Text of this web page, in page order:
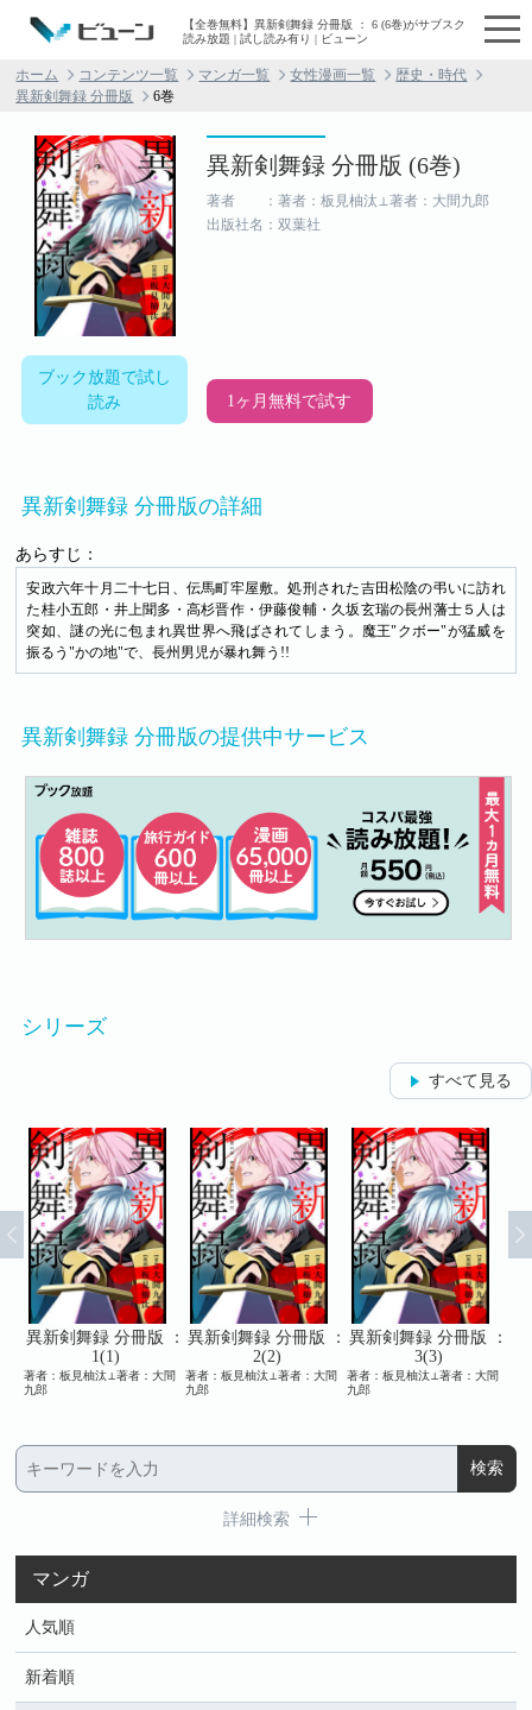
【全巻無料】異新剣舞録 分冊版 ： 6 (6巻)がサブスク
読み放題 | 試し読み有り | ビューン
ホーム コンテンツ一覧 マンガ一覧 女性漫画一覧
歴史・時代
異新剣舞録 分冊版
6巻
ブック放題で試し
読み
異新剣舞録 分冊版 (6巻)
著者 ：著者：板見柚汰⊥著者：大間九郎
出版社名：双葉社
1ヶ月無料で試す
異新剣舞録 分冊版の詳細
あらすじ：
安政六年十月二十七日、伝馬町牢屋敷。処刑された吉田松陰の弔いに訪れ
た桂小五郎・井上聞多・高杉晋作・伊藤俊輔・久坂玄瑞の長州藩士５人は
突如、謎の光に包まれ異世界へ飛ばされてしまう。魔王"クボー"が猛威を
振るう"かの地"で、長州男児が暴れ舞う!!
異新剣舞録 分冊版の提供中サービス
シリーズ
すべて見る
異新剣舞録 分冊版 ：
1(1)
著者：板見柚汰⊥著者：大間
九郎
異新剣舞録 分冊版 ：
2(2)
著者：板見柚汰⊥著者：大間
九郎
異新剣舞録 分冊版 ：
3(3)
著者：板見柚汰⊥著者：大間
九郎
詳細検索
マンガ
人気順
新着順